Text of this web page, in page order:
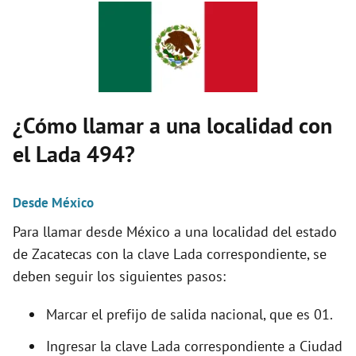
V
o
¿Cómo llamar a una localidad con
el Lada 494?
Desde México
Para llamar desde México a una localidad del estado
de Zacatecas con la clave Lada correspondiente, se
deben seguir los siguientes pasos:
Marcar el prefijo de salida nacional, que es 01.
Ingresar la clave Lada correspondiente a Ciudad